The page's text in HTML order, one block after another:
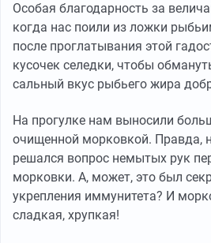
Особая благодарность за
когда нас поили из ложки
после проглатывания этой
кусочек селедки, чтобы
сальный вкус рыбьего жира
На прогулке нам выносили
очищенной морковкой. Правда,
решался вопрос немытых рук
морковки. А, может, это был
укрепления иммунитета? И
сладкая, хрупкая!